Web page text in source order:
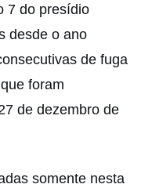
7 do presídio
desde o ano
de fuga
foram
de dezembro de
somente nesta